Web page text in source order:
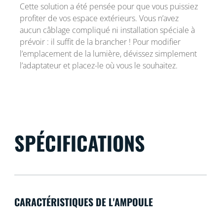
Cette solution a été pensée pour que vous puissiez
profiter de vos espace extérieurs. Vous n’avez
aucun câblage compliqué ni installation spéciale à
prévoir : il suffit de la brancher ! Pour modifier
l’emplacement de la lumière, dévissez simplement
l’adaptateur et placez-le où vous le souhaitez.
SPÉCIFICATIONS
CARACTÉRISTIQUES DE L'AMPOULE